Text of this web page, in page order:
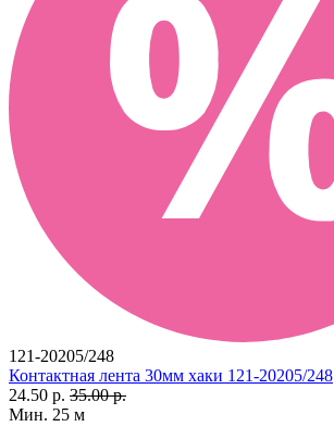
121-20205/248
Контактная лента 30мм хаки 121-20205/248
24.50 р. 35.00 р.
Мин. 25 м